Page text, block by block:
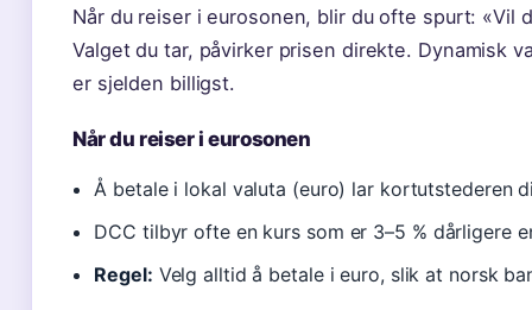
Når du reiser i eurosonen, blir du ofte spurt: «Vil
Valget du tar, påvirker prisen direkte. Dynamisk
er sjelden billigst.
Når du reiser i eurosonen
Å betale i lokal valuta (euro) lar kortutstederen
DCC tilbyr ofte en kurs som er 3–5 % dårligere
Regel: Velg alltid å betale i euro, slik at norsk